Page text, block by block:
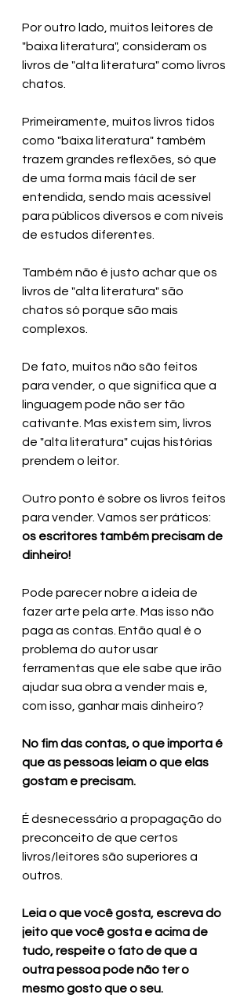
Por outro lado, muitos leitores de
"baixa literatura", consideram os
livros de "alta literatura" como livros
chatos.
Primeiramente, muitos livros tidos
como "baixa literatura" também
trazem grandes reflexões, só que
de uma forma mais fácil de ser
entendida, sendo mais acessível
para públicos diversos e com níveis
de estudos diferentes.
Também não é justo achar que os
livros de "alta literatura" são
chatos só porque são mais
complexos.
De fato, muitos não são feitos
para vender, o que significa que a
linguagem pode não ser tão
cativante. Mas existem sim, livros
de "alta literatura" cujas histórias
prendem o leitor.
Outro ponto é sobre os livros feitos
para vender. Vamos ser práticos:
os escritores também precisam de
dinheiro!
Pode parecer nobre a ideia de
fazer arte pela arte. Mas isso não
paga as contas. Então qual é o
problema do autor usar
ferramentas que ele sabe que irão
ajudar sua obra a vender mais e,
com isso, ganhar mais dinheiro?
No fim das contas, o que importa é
que as pessoas leiam o que elas
gostam e precisam.
É desnecessário a propagação do
preconceito de que certos
livros/leitores são superiores a
outros.
Leia o que você gosta, escreva do
jeito que você gosta e acima de
tudo, respeite o fato de que a
outra pessoa pode não ter o
mesmo gosto que o seu.